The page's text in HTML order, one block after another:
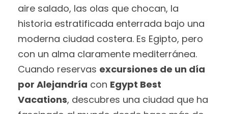
aire salado, las olas que chocan, la
historia estratificada enterrada bajo una
moderna ciudad costera. Es Egipto, pero
con un alma claramente mediterránea.
Cuando reservas excursiones de un día
por Alejandría con Egypt Best
Vacations, descubres una ciudad que ha